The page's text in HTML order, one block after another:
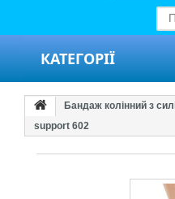
КАТЕГОРІЇ
Бандаж колінний з
support 602